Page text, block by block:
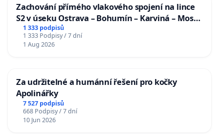
Zachování přímého vlakového spojení na lince
S2 v úseku Ostrava – Bohumín – Karviná – Mosty
u Jablunkova
1 333 podpisů
1 333 Podpisy / 7 dní
1 Aug 2026
Za udržitelné a humánní řešení pro kočky
Apolinářky
7 527 podpisů
668 Podpisy / 7 dní
10 Jun 2026